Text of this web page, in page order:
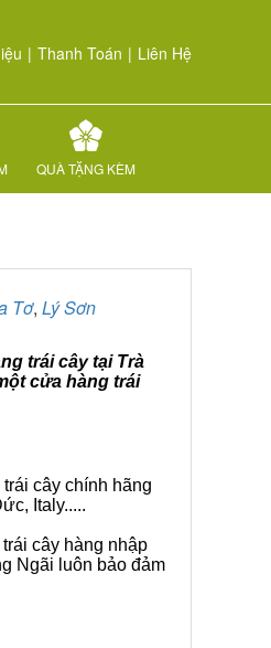
| Thanh Toán | Liên Hệ
QUÀ TẶNG KÈM
Tơ, Lý Sơn
trái cây tại Trà
cửa hàng trái
cây chính hãng
Italy.....
cây hàng nhập
Ngãi luôn bảo đảm